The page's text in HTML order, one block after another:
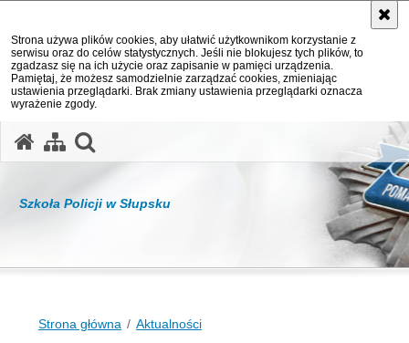
Strona używa plików cookies, aby ułatwić użytkownikom korzystanie z
serwisu oraz do celów statystycznych. Jeśli nie blokujesz tych plików, to
zgadzasz się na ich użycie oraz zapisanie w pamięci urządzenia.
Pamiętaj, że możesz samodzielnie zarządzać cookies, zmieniając
ustawienia przeglądarki. Brak zmiany ustawienia przeglądarki oznacza
wyrażenie zgody.
Szkoła Policji w Słupsku
Strona główna Aktualności